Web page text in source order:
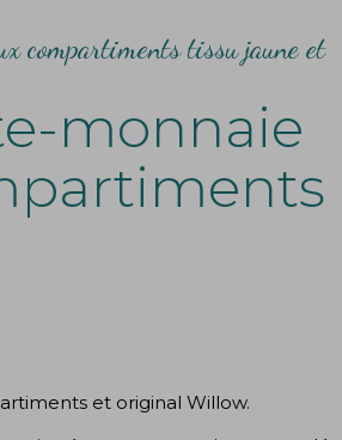
compartiments tissu jaune et
monnaie
(1 avis)et original Willow.